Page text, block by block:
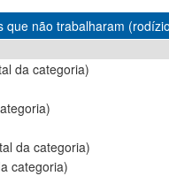
que não trabalharam
da categoria)
da categoria)
categoria)